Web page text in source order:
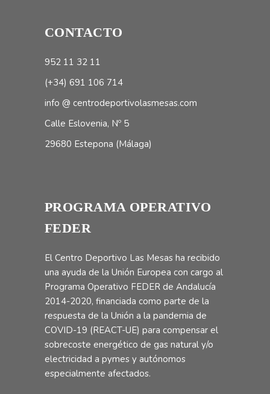
CONTACTO
952 11 32 11
(+34) 691 106 714
info @ centrodeportivolasmesas.com
Calle Eslovenia, Nº 5
29680 Estepona (Málaga)
PROGRAMA OPERATIVO
FEDER
El Centro Deportivo Las Mesas ha recibido
una ayuda de la Unión Europea con cargo al
Programa Operativo FEDER de Andalucía
2014-2020, financiada como parte de la
respuesta de la Unión a la pandemia de
COVID-19 (REACT-UE) para compensar el
sobrecoste energético de gas natural y/o
electricidad a pymes y autónomos
especialmente afectados.